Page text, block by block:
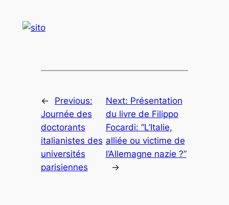
←
Previous:
Journée des
doctorants
italianistes des
universités
parisiennes
Next: Présentation
du livre de Filippo
Focardi: “L’Italie,
alliée ou victime de
l’Allemagne nazie ?”
→